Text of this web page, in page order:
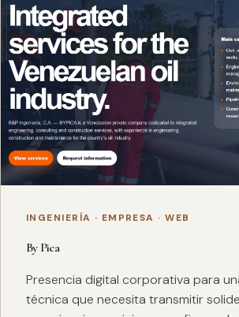
INGENIERÍA · EMPRESA · WEB
By Pica
Presencia digital corporativa para
técnica que necesita transmitir